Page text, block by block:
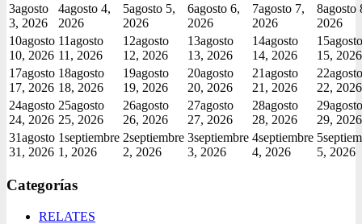
3agosto
3, 2026
4agosto 4,
2026
5agosto 5,
2026
6agosto 6,
2026
7agosto 7,
2026
8agosto
2026
10agosto
10, 2026
11agosto
11, 2026
12agosto
12, 2026
13agosto
13, 2026
14agosto
14, 2026
15agosto
15, 2026
17agosto
17, 2026
18agosto
18, 2026
19agosto
19, 2026
20agosto
20, 2026
21agosto
21, 2026
22agosto
22, 2026
24agosto
24, 2026
25agosto
25, 2026
26agosto
26, 2026
27agosto
27, 2026
28agosto
28, 2026
29agosto
29, 2026
31agosto
31, 2026
1septiembre
1, 2026
2septiembre
2, 2026
3septiembre
3, 2026
4septiembre
4, 2026
5
5, 2026
Categorías
RELATES